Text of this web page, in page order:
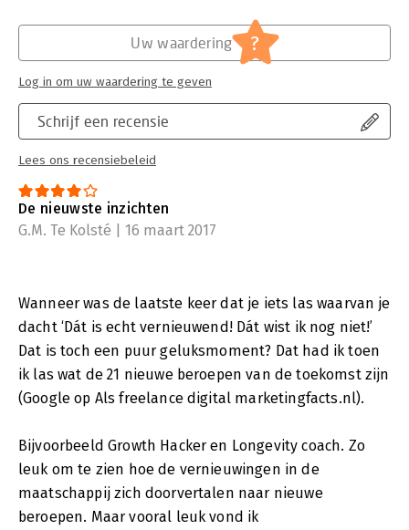
Schrijf een recensie
Lees ons recensiebeleid
Uw waardering ?
Log in om uw waardering te geven
De nieuwste inzichten
G.M. Te Kolsté | 16 maart 2017
Wanneer was de laatste keer dat je iets las waarvan je
dacht ‘Dát is echt vernieuwend! Dát wist ik nog niet!’
Dat is toch een puur geluksmoment? Dat had ik toen
ik las wat de 21 nieuwe beroepen van de toekomst zijn
(Google op Als freelance digital marketingfacts.nl).
Bijvoorbeeld Growth Hacker en Longevity coach. Zo
leuk om te zien hoe de vernieuwingen in de
maatschappij zich doorvertalen naar nieuwe
beroepen. Maar vooral leuk vond ik